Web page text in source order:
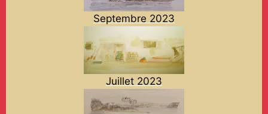
Septembre 2023
Juillet 2023